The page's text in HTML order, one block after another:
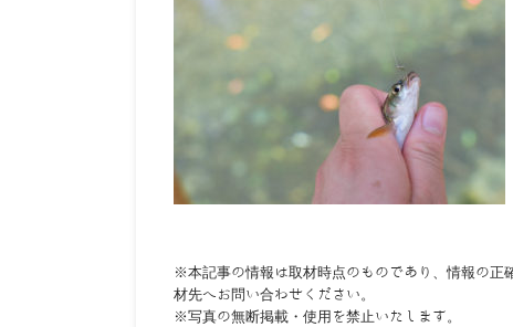
※本記事の情報は取材時点のものであり、情報の正
材先へお問い合わせください。
※写真の無断掲載・使用を禁止いたします。